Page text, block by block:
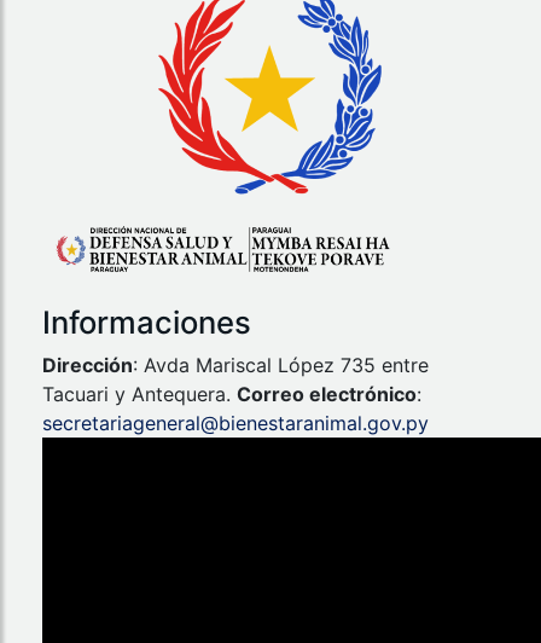
Informaciones
Dirección: Avda Mariscal López 735 entre
Tacuari y Antequera. Correo electrónico:
secretariageneral@bienestaranimal.gov.py